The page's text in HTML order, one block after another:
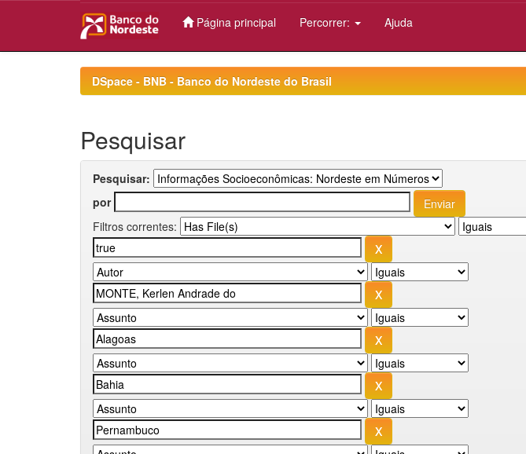
Página principal Percorrer: Ajuda
DSpace - BNB - Banco do Nordeste do Brasil
Pesquisar
Pesquisar:
por
Filtros correntes: